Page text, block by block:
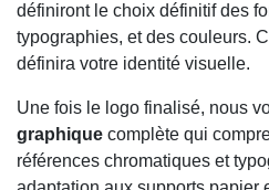
définiront le choix définitif des
typographies, et des couleurs.
définira votre identité visuelle.
Une fois le logo finalisé, nous
graphique complète qui
références chromatiques et